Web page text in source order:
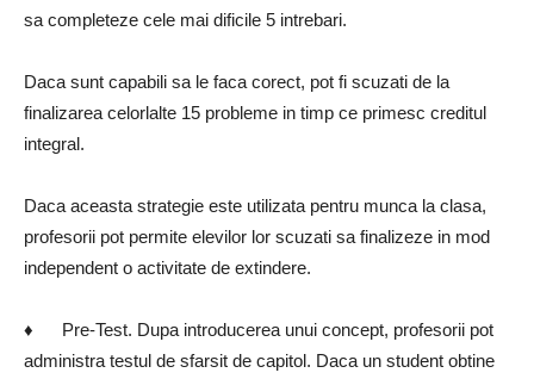
sa completeze cele mai dificile 5 intrebari.
Daca sunt capabili sa le faca corect, pot fi scuzati de la
finalizarea celorlalte 15 probleme in timp ce primesc creditul
integral.
Daca aceasta strategie este utilizata pentru munca la clasa,
profesorii pot permite elevilor lor scuzati sa finalizeze in mod
independent o activitate de extindere.
♦ Pre-Test. Dupa introducerea unui concept, profesorii pot
administra testul de sfarsit de capitol. Daca un student obtine